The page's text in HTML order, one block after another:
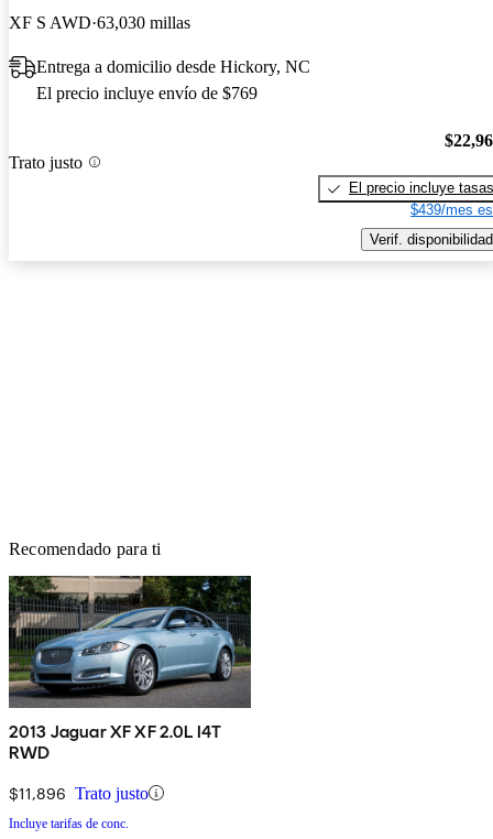
XF S AWD 63,030 millas
Entrega a domicilio desde Hickory, NC
El precio incluye envío de $769
Trato justo
El precio incluye tasas
$439/mes
Verif. disponibilidad
Recomendado para ti
2013 Jaguar XF XF 2.0L I4T
RWD
$11,896 Trato justo
Incluye tarifas de conc.